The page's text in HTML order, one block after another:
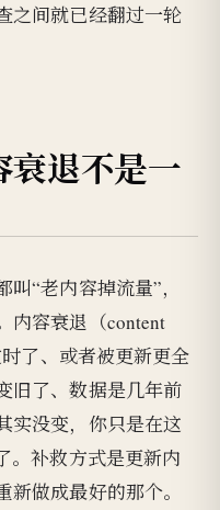
之间就已经翻过一轮
衰退不是一
“老内容掉流量”，
内容衰退（content
了、或者被更新更全
了、数据是几年前
实没变，你只是在这
。补救方式是更新内
做成最好的那个。